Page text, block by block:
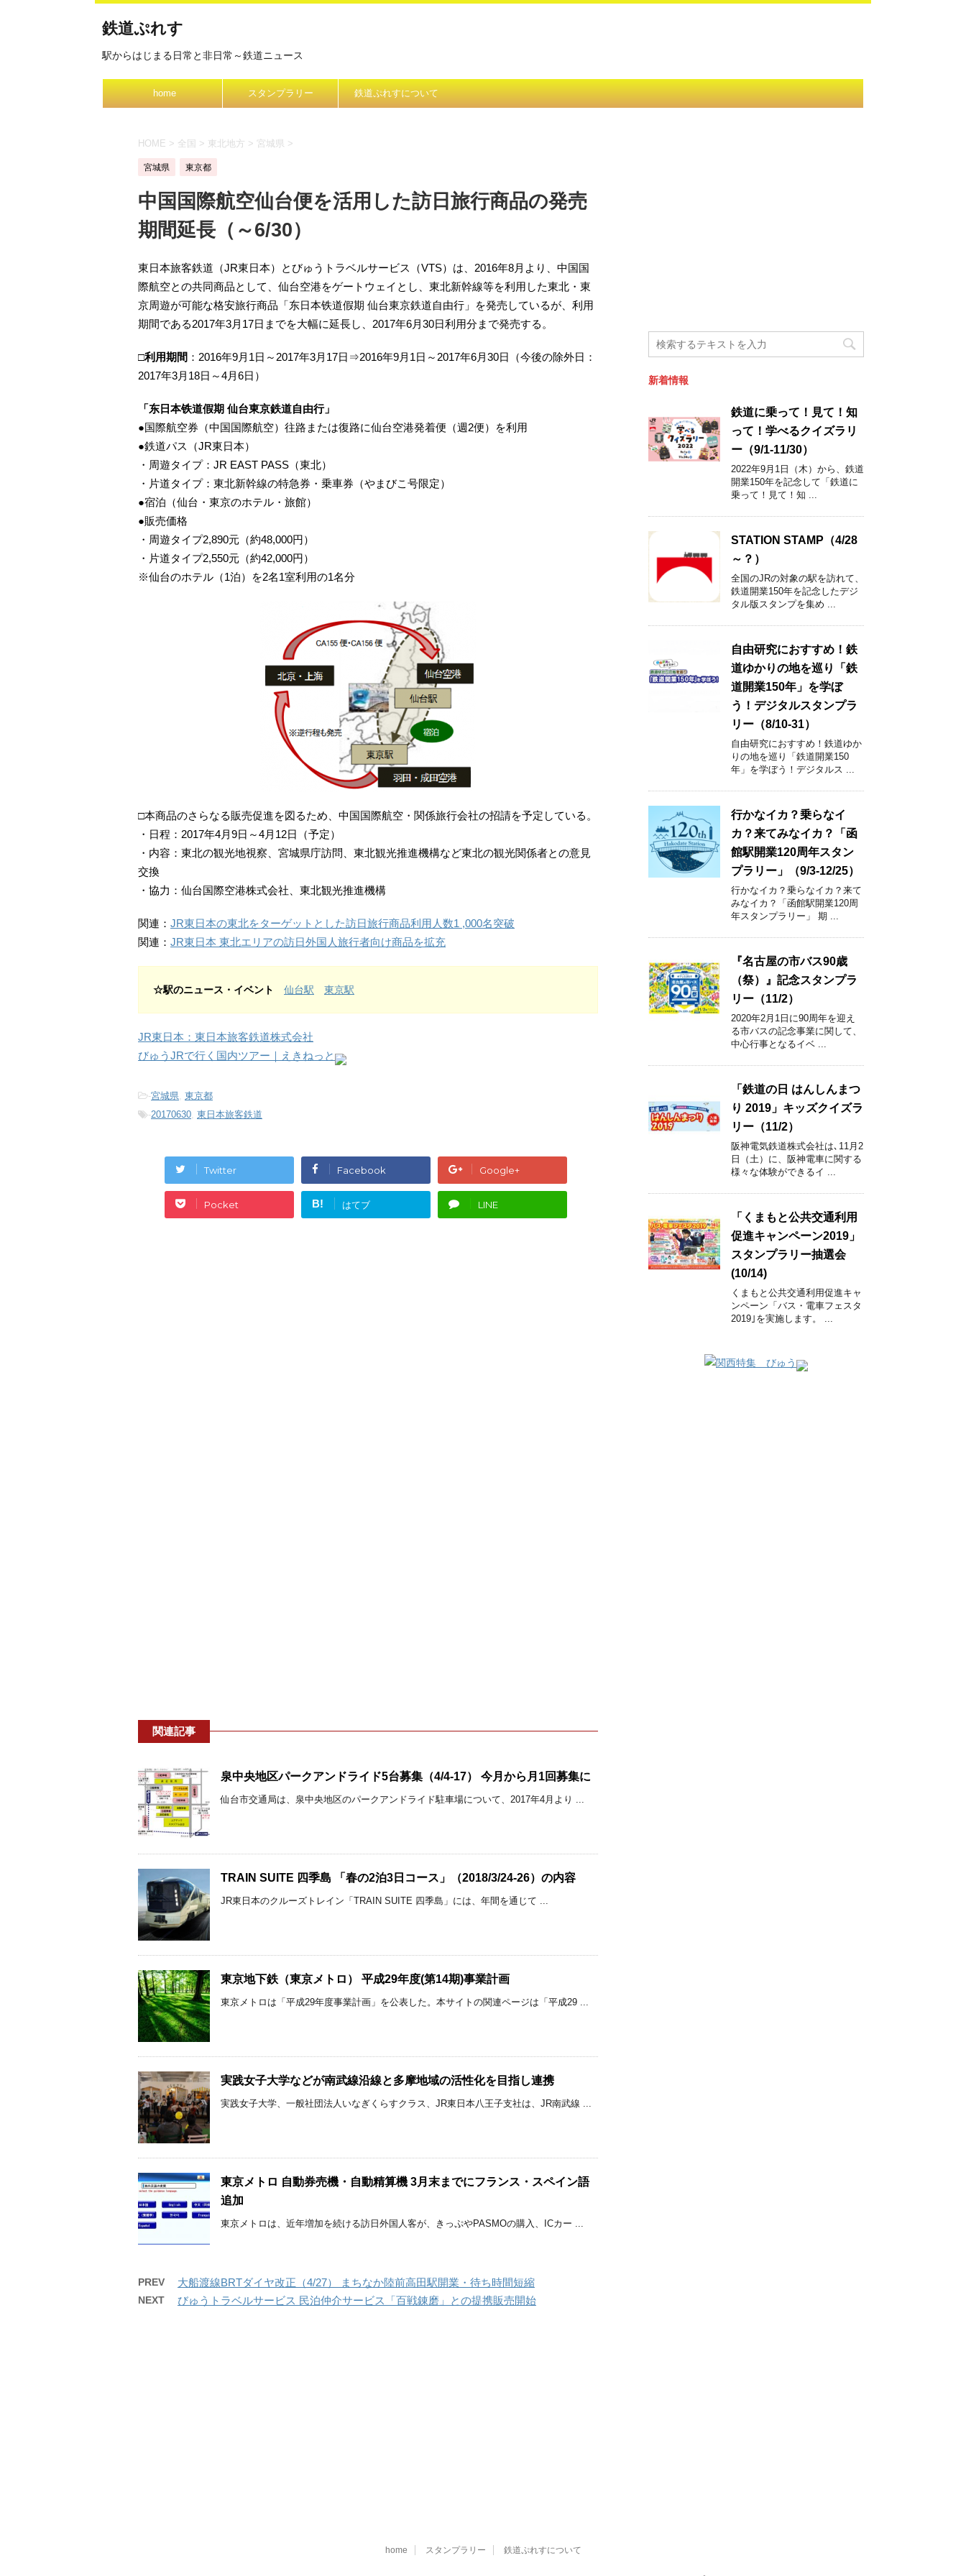
鉄道ぷれす
駅からはじまる日常と非日常～鉄道ニュース
home スタンプラリー 鉄道ぷれすについて
HOME > 全国 > 東北地方 > 宮城県 >
宮城県 東京都
中国国際航空仙台便を活用した訪日旅行商品の発売
期間延長（～6/30）
東日本旅客鉄道（JR東日本）とびゅうトラベルサービス（VTS）は、2016年8月より、中国国
際航空との共同商品として、仙台空港をゲートウェイとし、東北新幹線等を利用した東北・東
京周遊が可能な格安旅行商品「东日本铁道假期 仙台東京鉄道自由行」を発売しているが、利用
期間である2017年3月17日までを大幅に延長し、2017年6月30日利用分まで発売する。
□利用期間 ：2016年9月1日～2017年3月17日⇒2016年9月1日～2017年6月30日（今後の除外日：
2017年3月18日～4月6日）
「东日本铁道假期 仙台東京鉄道自由行」
●国際航空券（中国国際航空）往路または復路に仙台空港発着便（週2便）を利用
●鉄道パス（JR東日本）
・周遊タイプ：JR EAST PASS（東北）
・片道タイプ：東北新幹線の特急券・乗車券（やまびこ号限定）
●宿泊（仙台・東京のホテル・旅館）
●販売価格
・周遊タイプ2,890元（約48,000円）
・片道タイプ2,550元（約42,000円）
※仙台のホテル（1泊）を2名1室利用の1名分
□本商品のさらなる販売促進を図るため、中国国際航空・関係旅行会社の招請を予定している。
・日程：2017年4月9日～4月12日（予定）
・内容：東北の観光地視察、宮城県庁訪問、東北観光推進機構など東北の観光関係者との意見
交換
・協力：仙台国際空港株式会社、東北観光推進機構
関連： JR東日本の東北をターゲットとした訪日旅行商品利用人数1 ,000名突破
関連： JR東日本 東北エリアの訪日外国人旅行者向け商品を拡充
☆駅のニュース・イベント 仙台駅 東京駅
JR東日本：東日本旅客鉄道株式会社
びゅうJRで行く国内ツアー｜えきねっと
-宮城県, 東京都
-20170630, 東日本旅客鉄道
Twitter Facebook Google+
Pocket B! はてブ LINE
関連記事
泉中央地区パークアンドライド5台募集（4/4-17） 今月から月1回募集に
仙台市交通局は、泉中央地区のパークアンドライド駐車場について、2017年4月より ...
TRAIN SUITE 四季島 「春の2泊3日コース」（2018/3/24-26）の内容
JR東日本のクルーズトレイン「TRAIN SUITE 四季島」には、年間を通じて ...
東京地下鉄（東京メトロ） 平成29年度(第14期)事業計画
東京メトロは「平成29年度事業計画」を公表した。本サイトの関連ページは「平成29 ...
実践女子大学などが南武線沿線と多摩地域の活性化を目指し連携
実践女子大学、一般社団法人いなぎくらすクラス、JR東日本八王子支社は、JR南武線 ...
東京メトロ 自動券売機・自動精算機 3月末までにフランス・スペイン語
追加
東京メトロは、近年増加を続ける訪日外国人客が、きっぷやPASMOの購入、ICカー ...
PREV 大船渡線BRTダイヤ改正（4/27） まちなか陸前高田駅開業・待ち時間短縮
NEXT びゅうトラベルサービス 民泊仲介サービス「百戦錬磨」との提携販売開始
新着情報
鉄道に乗って！見て！知
って！学べるクイズラリ
ー（9/1-11/30）
2022年9月1日（木）から、鉄道
開業150年を記念して「鉄道に
乗って！見て！知 ...
STATION STAMP（4/28
～？）
全国のJRの対象の駅を訪れて、
鉄道開業150年を記念したデジ
タル版スタンプを集め ...
自由研究におすすめ！鉄
道ゆかりの地を巡り「鉄
道開業150年」を学ぼ
う！デジタルスタンプラ
リー（8/10-31）
自由研究におすすめ！鉄道ゆか
りの地を巡り「鉄道開業150
年」を学ぼう！デジタルス ...
行かなイカ？乗らなイ
カ？来てみなイカ？「函
館駅開業120周年スタン
プラリー」（9/3-12/25）
行かなイカ？乗らなイカ？来て
みなイカ？「函館駅開業120周
年スタンプラリー」 期 ...
『名古屋の市バス90歳
（祭）』記念スタンプラ
リー（11/2）
2020年2月1日に90周年を迎え
る市バスの記念事業に関して、
中心行事となるイベ ...
「鉄道の日 はんしんまつ
り 2019」キッズクイズラ
リー（11/2）
阪神電気鉄道株式会社は､11月2
日（土）に、阪神電車に関する
様々な体験ができるイ ...
「くまもと公共交通利用
促進キャンペーン2019」
スタンプラリー抽選会
(10/14)
くまもと公共交通利用促進キャ
ンペーン「バス・電車フェスタ
2019｣を実施します。 ...
home スタンプラリー 鉄道ぷれすについて